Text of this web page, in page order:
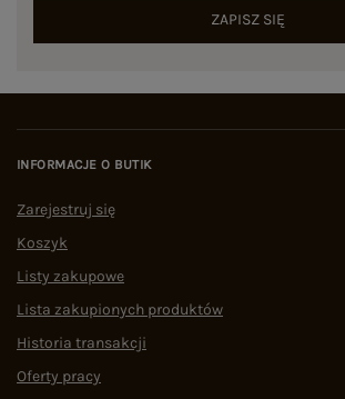
ZAPISZ SIĘ
INFORMACJE O BUTIK
Zarejestruj się
Koszyk
Listy zakupowe
Lista zakupionych produktów
Historia transakcji
Oferty pracy